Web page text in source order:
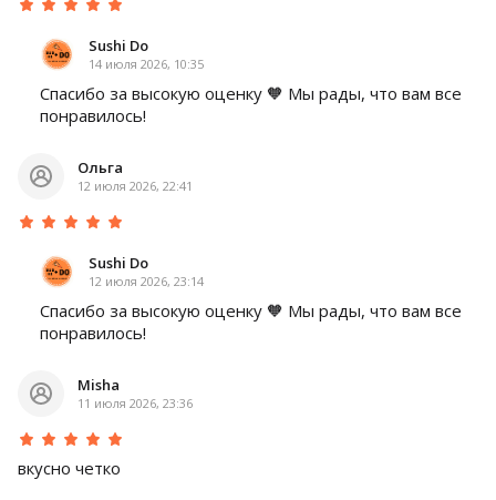
Sushi Do
14 июля 2026, 10:35
Спасибо за высокую оценку 🧡 Мы рады, что вам все
понравилось!
Ольга
12 июля 2026, 22:41
Sushi Do
12 июля 2026, 23:14
Спасибо за высокую оценку 🧡 Мы рады, что вам все
понравилось!
Misha
11 июля 2026, 23:36
вкусно четко